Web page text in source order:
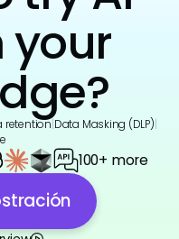
your
retention Data Masking (DLP)
100+ more